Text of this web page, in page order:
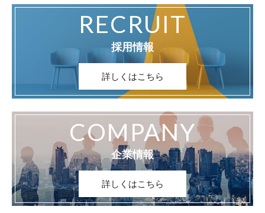
RECRUIT
採用情報
詳しくはこちら
COMPANY
企業情報
詳しくはこちら